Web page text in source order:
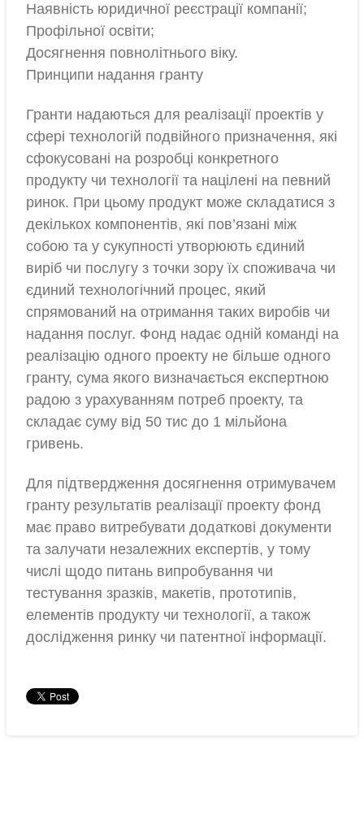
Наявність юридичної реєстрації компанії;
Профільної освіти;
Досягнення повнолітнього віку.
Принципи надання гранту
Гранти надаються для реалізації проектів у
сфері технологій подвійного призначення, які
сфокусовані на розробці конкретного
продукту чи технології та націлені на певний
ринок. При цьому продукт може складатися з
декількох компонентів, які пов’язані між
собою та у сукупності утворюють єдиний
виріб чи послугу з точки зору їх споживача чи
єдиний технологічний процес, який
спрямований на отримання таких виробів чи
надання послуг. Фонд надає одній команді на
реалізацію одного проекту не більше одного
гранту, сума якого визначається експертною
радою з урахуванням потреб проекту, та
складає суму від 50 тис до 1 мільйона
гривень.
Для підтвердження досягнення отримувачем
гранту результатів реалізації проекту фонд
має право витребувати додаткові документи
та залучати незалежних експертів, у тому
числі щодо питань випробування чи
тестування зразків, макетів, прототипів,
елементів продукту чи технології, а також
дослідження ринку чи патентної інформації.